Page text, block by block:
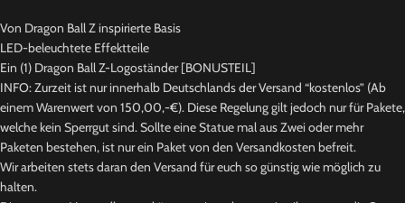
Von Dragon Ball Z inspirierte Basis
LED-beleuchtete Effektteile
Ein (1) Dragon Ball Z-Logoständer [BONUSTEIL]
INFO: Zurzeit ist nur innerhalb Deutschlands der Versand “kostenlos” (Ab
einem Warenwert von 150,00,-€). Diese Regelung gilt jedoch nur für Pakete,
welche kein Sperrgut sind. Sollte eine Statue mal aus Zwei oder mehr
Paketen bestehen, ist nur ein Paket von den Versandkosten befreit.
Wir arbeiten stets daran den Versand für euch so günstig wie möglich zu
halten.